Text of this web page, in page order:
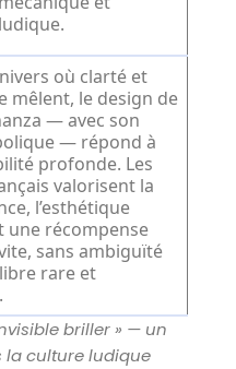
où clarté et
mêlent, le design de
— avec son
— répond à
profonde. Les
valorisent la
l’esthétique
une récompense
sans ambiguïté
rare et
briller » — un
la culture ludique